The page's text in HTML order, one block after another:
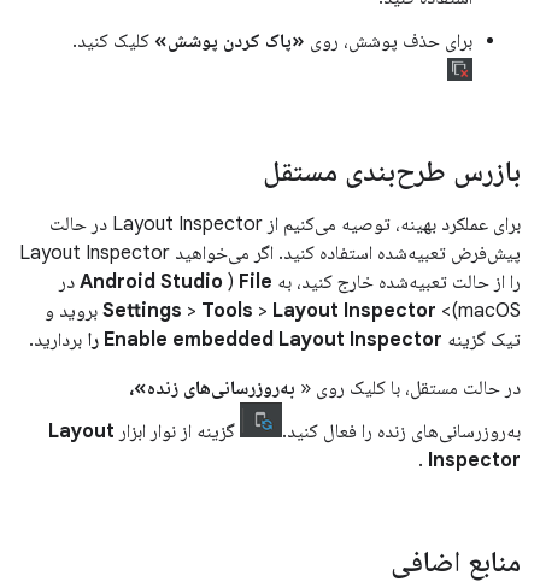
برای حذف پوشش، روی «پاک کردن پوشش» کلیک کنید.
بازرس طرح‌بندی مستقل
برای عملکرد بهینه، توصیه می‌کنیم از Layout Inspector در حالت
پیش‌فرض تعبیه‌شده استفاده کنید. اگر می‌خواهید Layout Inspector
را از حالت تعبیه‌شده خارج کنید، به File
(
Android Studio در
macOS)>
Settings > Tools > Layout Inspector
بروید و
تیک گزینه Enable embedded Layout Inspector را
بردارید.
در حالت مستقل، با کلیک روی « به‌روزرسانی‌های زنده»،
به‌روزرسانی‌های زنده را فعال کنید.
گزینه از نوار ابزار Layout
Inspector
.
منابع اضافی